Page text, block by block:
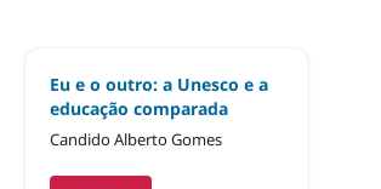
Eu e o outro: a Unesco e a
educação comparada
Candido Alberto Gomes